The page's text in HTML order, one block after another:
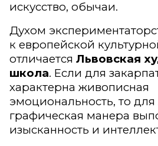
искусство, обычаи.
Духом
к европейской
отличается Львовская
школа. Если для
характерна живописная
эмоциональность, то
графическая манера
изысканность и